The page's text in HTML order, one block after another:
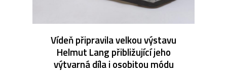
Vídeň připravila velkou výstavu
Helmut Lang přibližující jeho
výtvarná díla i osobitou módu